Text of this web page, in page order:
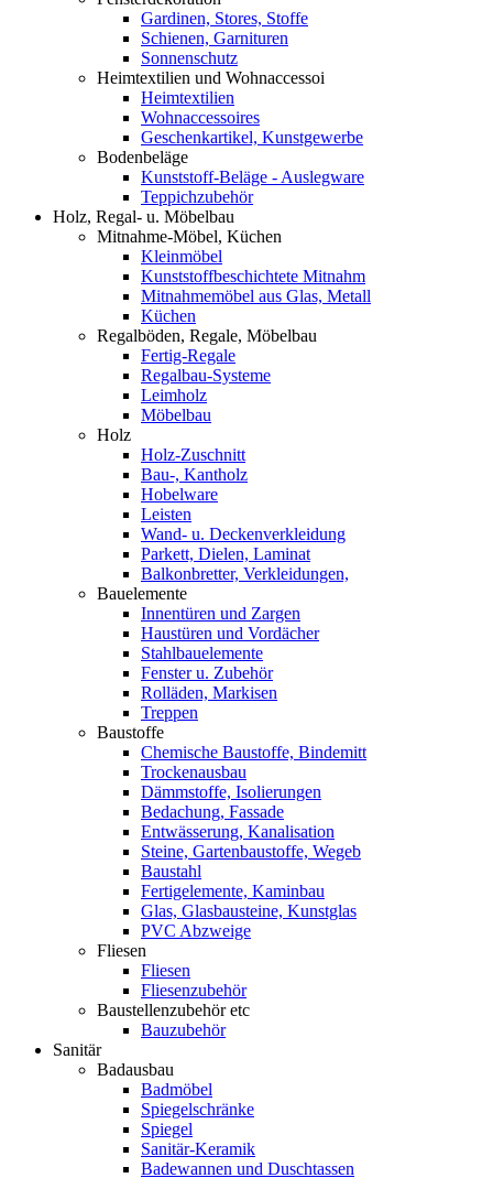
Gardinen, Stores, Stoffe
Schienen, Garnituren
Sonnenschutz
Heimtextilien und Wohnaccessoi
Heimtextilien
Wohnaccessoires
Geschenkartikel, Kunstgewerbe
Bodenbeläge
Kunststoff-Beläge - Auslegware
Teppichzubehör
Holz, Regal- u. Möbelbau
Mitnahme-Möbel, Küchen
Kleinmöbel
Kunststoffbeschichtete Mitnahm
Mitnahmemöbel aus Glas, Metall
Küchen
Regalböden, Regale, Möbelbau
Fertig-Regale
Regalbau-Systeme
Leimholz
Möbelbau
Holz
Holz-Zuschnitt
Bau-, Kantholz
Hobelware
Leisten
Wand- u. Deckenverkleidung
Parkett, Dielen, Laminat
Balkonbretter, Verkleidungen,
Bauelemente
Innentüren und Zargen
Haustüren und Vordächer
Stahlbauelemente
Fenster u. Zubehör
Rolläden, Markisen
Treppen
Baustoffe
Chemische Baustoffe, Bindemitt
Trockenausbau
Dämmstoffe, Isolierungen
Bedachung, Fassade
Entwässerung, Kanalisation
Steine, Gartenbaustoffe, Wegeb
Baustahl
Fertigelemente, Kaminbau
Glas, Glasbausteine, Kunstglas
PVC Abzweige
Fliesen
Fliesen
Fliesenzubehör
Baustellenzubehör etc
Bauzubehör
Sanitär
Badausbau
Badmöbel
Spiegelschränke
Spiegel
Sanitär-Keramik
Badewannen und Duschtassen